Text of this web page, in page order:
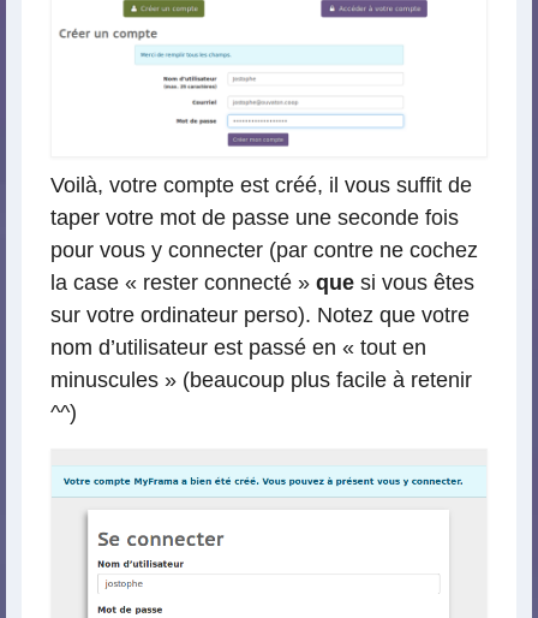
Voilà, votre compte est créé, il vous suffit de
taper votre mot de passe une seconde fois
pour vous y connecter (par contre ne cochez
la case « rester connecté » que si vous êtes
sur votre ordinateur perso). Notez que votre
nom d’utilisateur est passé en « tout en
minuscules » (beaucoup plus facile à retenir
^^)